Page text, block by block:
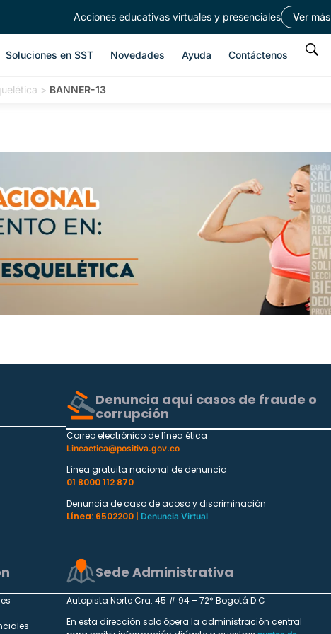
Acciones educativas virtuales y presenciales Ver más
Soluciones en SST Novedades Ayuda Contáctenos
> BANNER-13
Denuncia aquí casos de fraude o
corrupción
Correo electrónico de línea ética
Lineaetica@positiva.gov.co
Línea gratuita nacional de denuncia
01 8000 112 870
Denuncia de caso de acoso y discriminación
Línea: 6502200 |
Denuncia Virtual
Sede Administrativa
Autopista Norte Cra. 45 # 94 – 72* Bogotá D.C
En esta dirección solo ópera la administración central